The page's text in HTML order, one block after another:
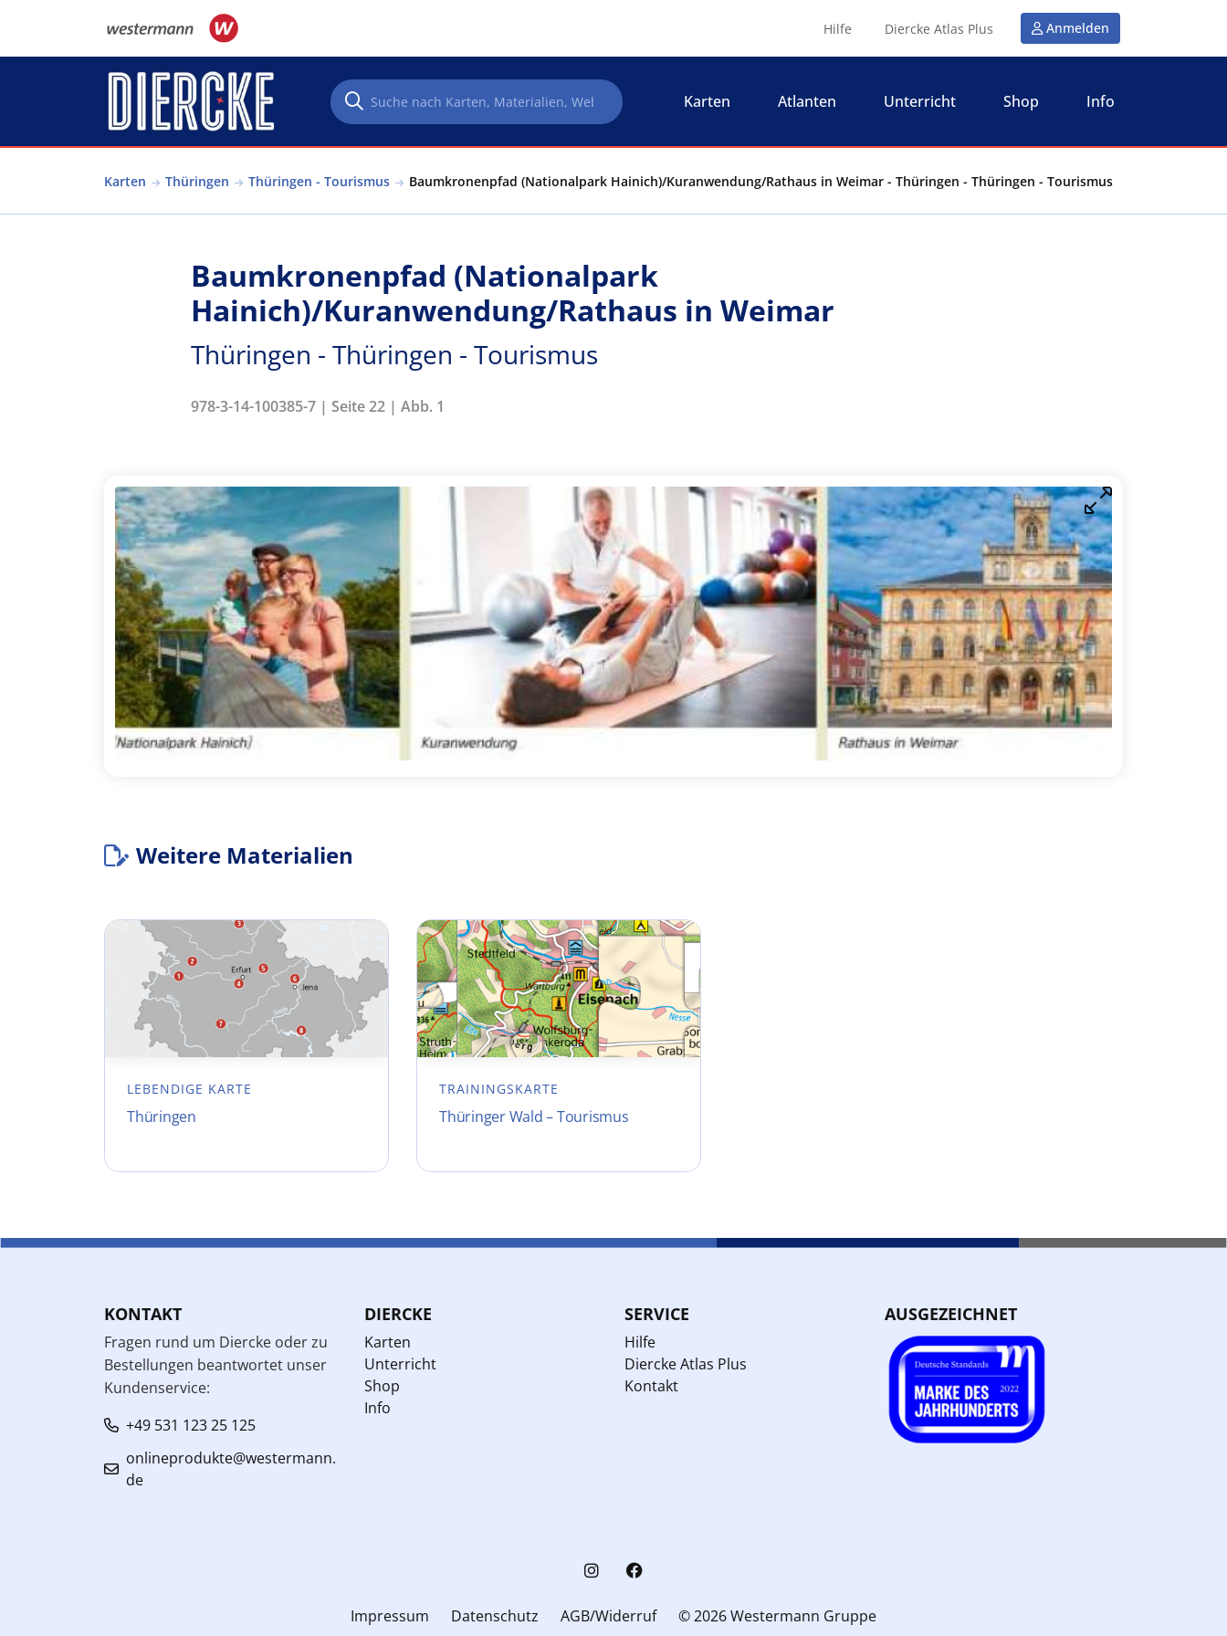
Hilfe Diercke Atlas Plus Anmelden
Karten Atlanten Unterricht Shop Info
Karten Thüringen Thüringen - Tourismus Baumkronenpfad (Nationalpark Hainich)/Kuranwendung/Rathaus in Weimar - Thüringen - Thüringen - Tourismus
Baumkronenpfad (Nationalpark
Hainich)/Kuranwendung/Rathaus in Weimar
Thüringen - Thüringen - Tourismus
978-3-14-100385-7 | Seite 22 | Abb. 1
Weitere Materialien
LEBENDIGE KARTE
Thüringen
TRAININGSKARTE
Thüringer Wald – Tourismus
KONTAKT
Fragen rund um Diercke oder zu
Bestellungen beantwortet unser
Kundenservice:
+49 531 123 25 125
onlineprodukte@westermann.
de
DIERCKE
Karten
Unterricht
Shop
Info
SERVICE
Hilfe
Diercke Atlas Plus
Kontakt
AUSGEZEICHNET
Impressum Datenschutz AGB/Widerruf © 2026 Westermann Gruppe